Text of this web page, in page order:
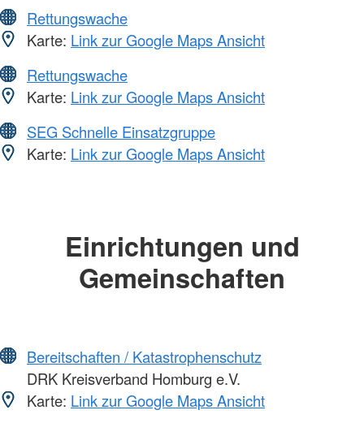
Rettungswache
Karte: Link zur Google Maps Ansicht
Rettungswache
Karte: Link zur Google Maps Ansicht
SEG Schnelle Einsatzgruppe
Karte: Link zur Google Maps Ansicht
Einrichtungen und
Gemeinschaften
Bereitschaften / Katastrophenschutz
DRK Kreisverband Homburg e.V.
Karte: Link zur Google Maps Ansicht